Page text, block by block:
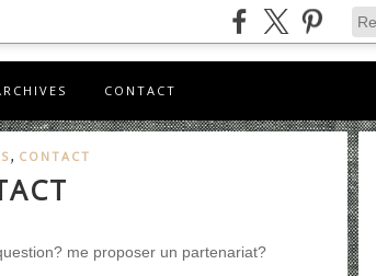
CONTACT
, CONTACT
me proposer un partenariat?